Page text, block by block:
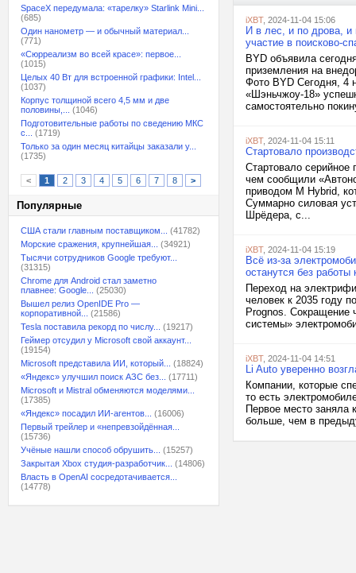
SpaceX передумала: «тарелку» Starlink Mini...
(685)
Один нанометр — и обычный материал...
(771)
«Сюрреализм во всей красе»: первое...
(1015)
Целых 40 Вт для встроенной графики: Intel...
(1037)
Корпус толщиной всего 4,5 мм и две
половины,...
(1046)
Подготовительные работы по сведению МКС
с...
(1719)
Только за один месяц китайцы заказали у...
(1735)
< 1 2 3 4 5 6 7 8 >
Популярные
США стали главным поставщиком...
(41782)
Морские сражения, крупнейшая...
(34921)
Тысячи сотрудников Google требуют...
(31315)
Chrome для Android стал заметно
плавнее: Google...
(25030)
Вышел релиз OpenIDE Pro —
корпоративной...
(21586)
Tesla поставила рекорд по числу...
(19217)
Геймер отсудил у Microsoft свой аккаунт...
(19154)
Microsoft представила ИИ, который...
(18824)
«Яндекс» улучшил поиск АЗС без...
(17711)
Microsoft и Mistral обменяются моделями...
(17385)
«Яндекс» посадил ИИ-агентов...
(16006)
Первый трейлер и «непревзойдённая...
(15736)
Учёные нашли способ обрушить...
(15257)
Закрытая Xbox студия-разработчик...
(14806)
Власть в OpenAI сосредотачивается...
(14778)
iXBT, 2024-11-04 15:06
И в лес, и по дрова, и
участие в поисково-
BYD объявила
приземления на
Фото BYD Сегодня, 4
«Шэньчжоу-18»
самостоятельно
iXBT, 2024-11-04 15:11
Стартовало
Стартовало серийное
чем сообщили
приводом M Hybrid,
Суммарно силовая
Шрёдера, с...
iXBT, 2024-11-04 15:19
Всё из-за
останутся без работы
Переход на
человек к 2035 году
Prognos. Сокращение
системы»
iXBT, 2024-11-04 14:51
Li Auto уверенно
Компании, которые
то есть
Первое место заняла
больше, чем в